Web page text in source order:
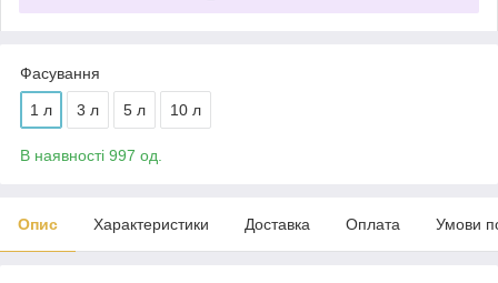
Фасування
1 л 3 л 5 л 10 л
В наявності 997 од.
Опис Характеристики Доставка Оплата Умови